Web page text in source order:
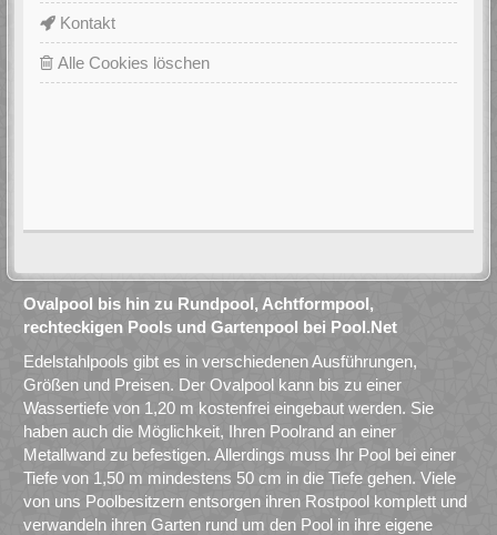
Kontakt
Alle Cookies löschen
Ovalpool bis hin zu Rundpool, Achtformpool,
rechteckigen Pools und Gartenpool bei Pool.Net
Edelstahlpools gibt es in verschiedenen Ausführungen,
Größen und Preisen. Der Ovalpool kann bis zu einer
Wassertiefe von 1,20 m kostenfrei eingebaut werden. Sie
haben auch die Möglichkeit, Ihren Poolrand an einer
Metallwand zu befestigen. Allerdings muss Ihr Pool bei einer
Tiefe von 1,50 m mindestens 50 cm in die Tiefe gehen. Viele
von uns Poolbesitzern entsorgen ihren Rostpool komplett und
verwandeln ihren Garten rund um den Pool in ihre eigene